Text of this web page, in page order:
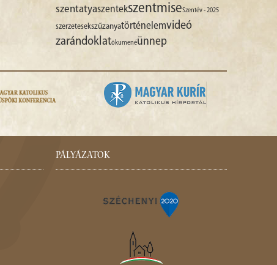
szentatyaszentekszentmiseSzentév - 2025
szerzetesekszűzanyatörténelemvideó
zarándoklatökumenéünnep
PÁLYÁZATOK